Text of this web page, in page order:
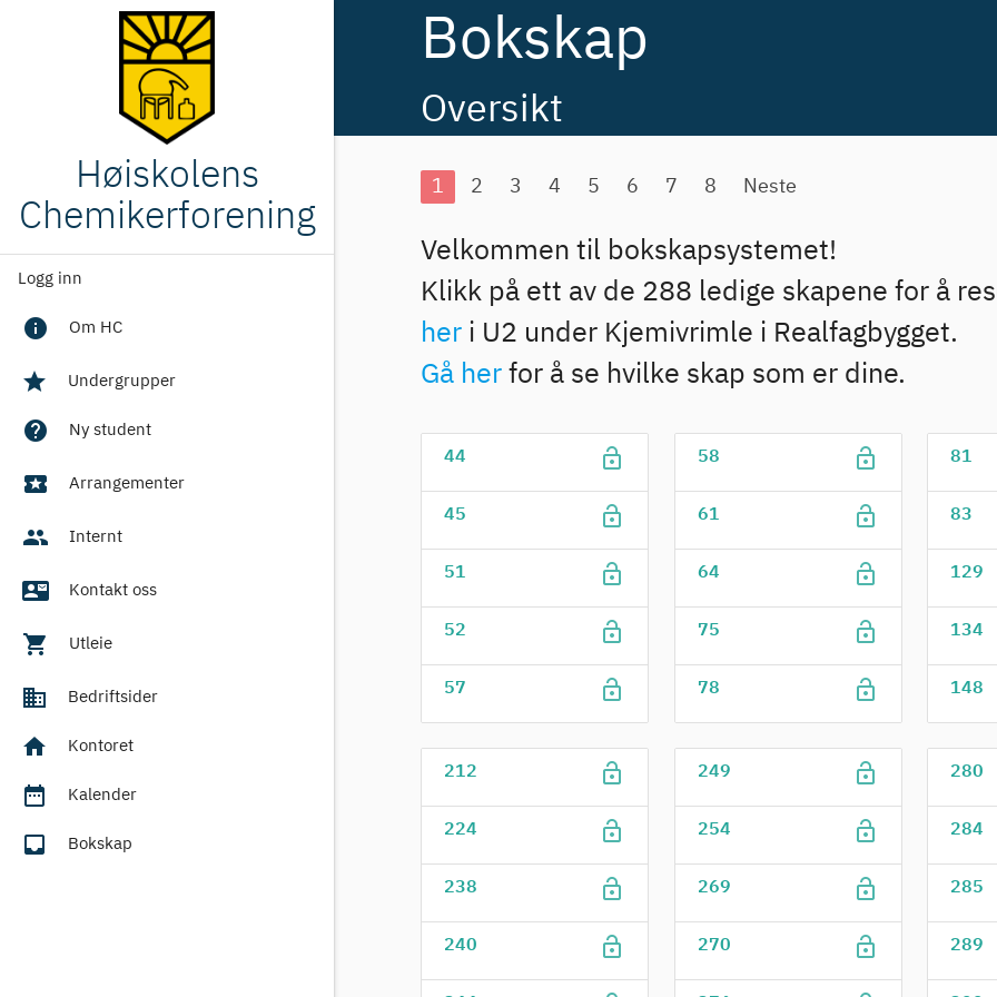
Bokskap
Oversikt
Høiskolens
Chemikerforening
Logg inn
info Om HC
star Undergrupper
help Ny student
local_activity Arrangementer
people Internt
contact_mail Kontakt oss
shopping_cart Utleie
business Bedriftsider
home Kontoret
date_range Kalender
inbox Bokskap
1 2 3 4 5 6 7 8 Neste
Velkommen til bokskapsystemet!
Klikk på ett av de 288 ledige skapene for å
her i U2 under Kjemivrimle i Realfagbygget.
Gå her for å se hvilke skap som er dine.
44 lock_open
45 lock_open
51 lock_open
52 lock_open
57 lock_open
58 lock_open
61 lock_open
64 lock_open
75 lock_open
78 lock_open
81
83
129
134
148
212 lock_open
224 lock_open
238 lock_open
240 lock_open
249 lock_open
254 lock_open
269 lock_open
270 lock_open
280
284
285
289